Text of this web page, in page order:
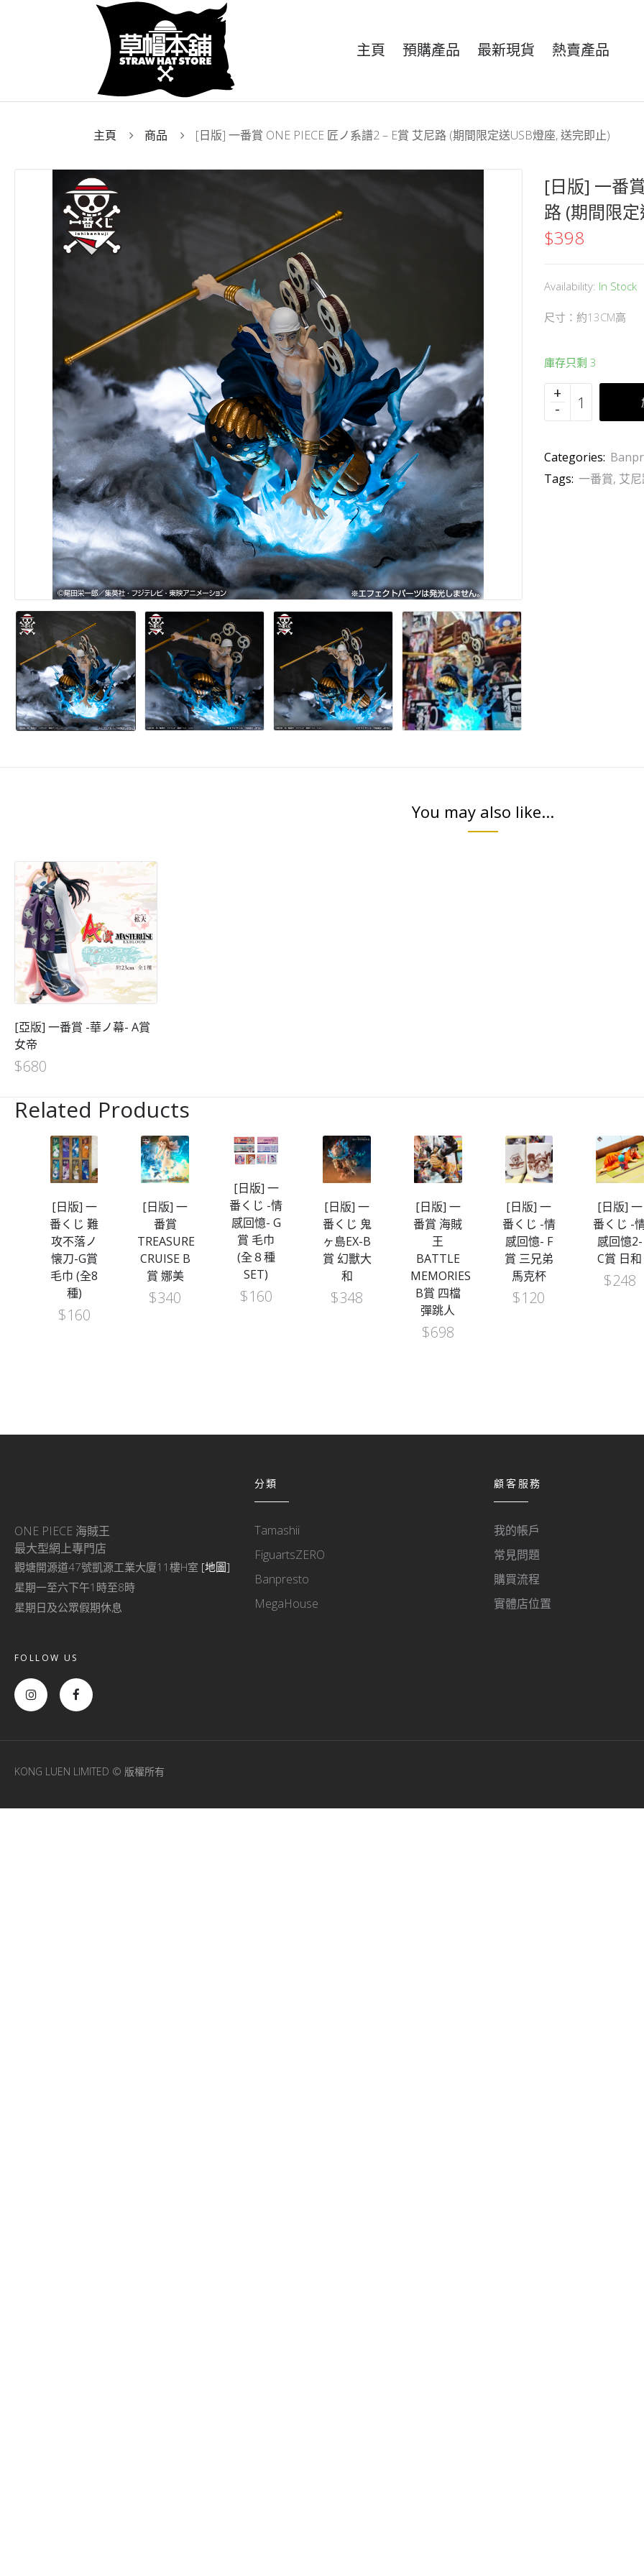
主頁 預購產品 最新現貨 熱賣產品
主頁 商品 [日版] 一番賞 ONE PIECE 匠ノ系譜2 – E賞 艾尼路 (期間限定送USB燈座, 送完即止)
[日版] 一番
路 (期間限
$398
Availability: In Stock
尺寸：約13CM高
庫存只剩 3
Categories:
Tags: 一番賞, 艾
You may also like...
[亞版] 一番賞 -華ノ幕- A賞
女帝
$680
Related Products
[日版] 一
番くじ 難
攻不落ノ
懐刀-G賞
毛巾 (全8
種)
$160
[日版] 一
番賞
TREASURE
CRUISE B
賞 娜美
$340
[日版] 一
番くじ -情
感回憶- G
賞 毛巾
(全８種
SET)
$160
[日版] 一
番くじ 鬼
ヶ島EX-B
賞 幻獸大
和
$348
[日版] 一
番賞 海賊
王
BATTLE
MEMORIES
B賞 四檔
彈跳人
$698
[日版] 一
番くじ -情
感回憶- F
賞 三兄弟
馬克杯
$120
[日版] 一
番くじ -
感回憶2-
C賞 日和
$248
ONE PIECE 海賊王
最大型網上專門店
觀塘開源道47號凱源工業大廈11樓H室 [地圖]
星期一至六下午1時至8時
星期日及公眾假期休息
FOLLOW US
分類
Tamashii
FiguartsZERO
Banpresto
MegaHouse
顧客服務
我的帳戶
常見問題
購買流程
實體店位置
KONG LUEN LIMITED © 版權所有